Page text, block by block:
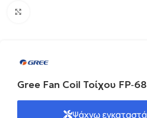
Gree Fan Coil Τοίχου
Ψάχνω